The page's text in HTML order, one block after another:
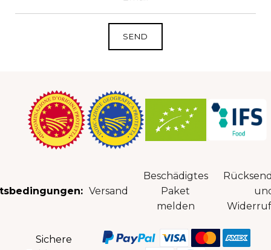
Versand
Beschädigtes
Paket
melden
Sichere